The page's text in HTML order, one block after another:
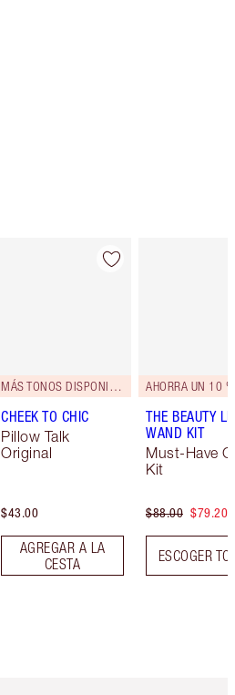
MÁS TONOS DISPONIBLES
CHEEK TO CHIC
Pillow Talk
Original
$43.00
AGREGAR A LA
CESTA
AHORRA UN 10 %
THE BEAUTY
WAND KIT
Must-Have
Kit
$88.00 $79.20
ESCOGER